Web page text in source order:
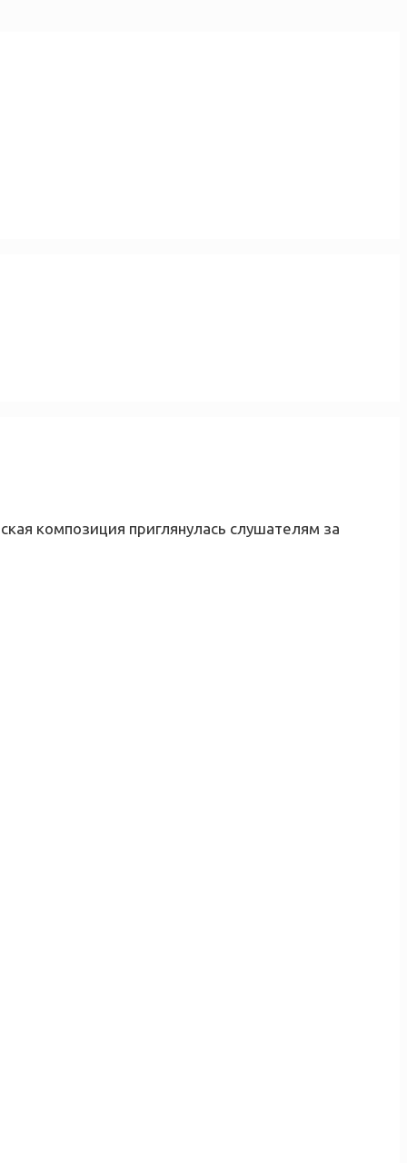
композиция приглянулась слушателям за